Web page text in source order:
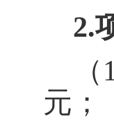
2.
（
元；